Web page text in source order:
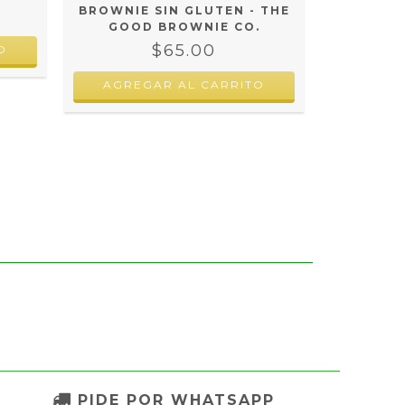
BROWNIE SIN GLUTEN - THE
GOOD BROWNIE CO.
$65.00
AGREGAR AL CARRITO
PIDE POR WHATSAPP